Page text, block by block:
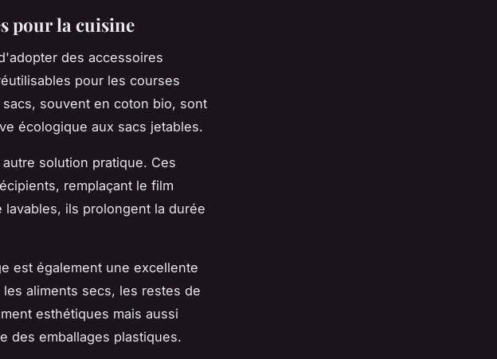
pour la cuisine
des accessoires
pour les courses
souvent en coton bio, sont
écologique aux sacs jetables.
solution pratique. Ces
remplaçant le film
ils prolongent la durée
est également une excellente
aliments secs, les restes de
esthétiques mais aussi
des emballages plastiques.